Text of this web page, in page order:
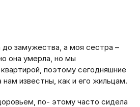
замужества, а моя сестра –
она умерла, но мы
поэтому сегодняшние
известны, как и его жильцам.
по- этому часто сидела